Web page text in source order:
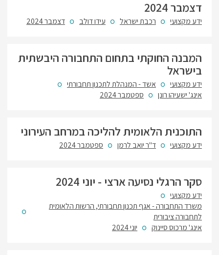
דצמבר 2024
ידע מקצועי רכבת ישראל עידו דולב דצמבר 2024
המבנה החוקתי בתחום התחבורה היבשתית
בישראל
ידע מקצועי
אשד - המנהלת לתכנון תחבורתי
אינג' ישעיהו רונן
ספטמבר 2024
התוכנית הלאומית להליכה במרחב העירוני
ידע מקצועי ד"ר יואב לרמן ספטמבר 2024
סקר הרגלי נסיעה ארצי - יוני 2024
ידע מקצועי
משרד התחבורה - אגף תכנון תחבורתי, הרשות הלאומית
לתחבורה ציבורית
אינג' מרכוס סיינוק
יוני 2024